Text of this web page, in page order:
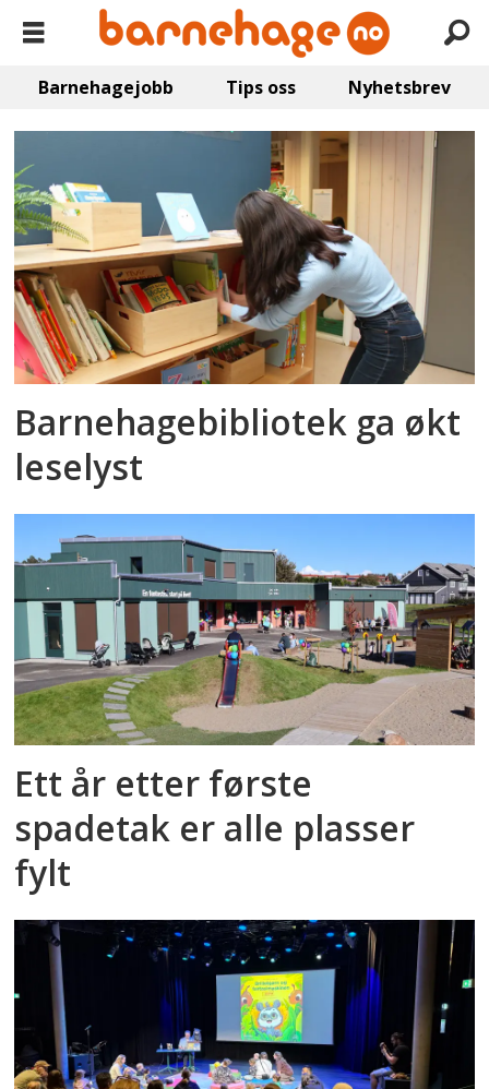
Barnehagejobb Tips oss Nyhetsbrev
Emne:
espira
Barnehagebibliotek ga økt
leselyst
Ett år etter første
spadetak er alle plasser
fylt